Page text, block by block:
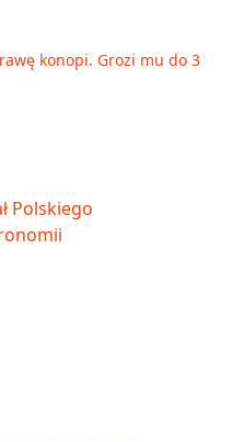
konopi. Grozi mu do 3